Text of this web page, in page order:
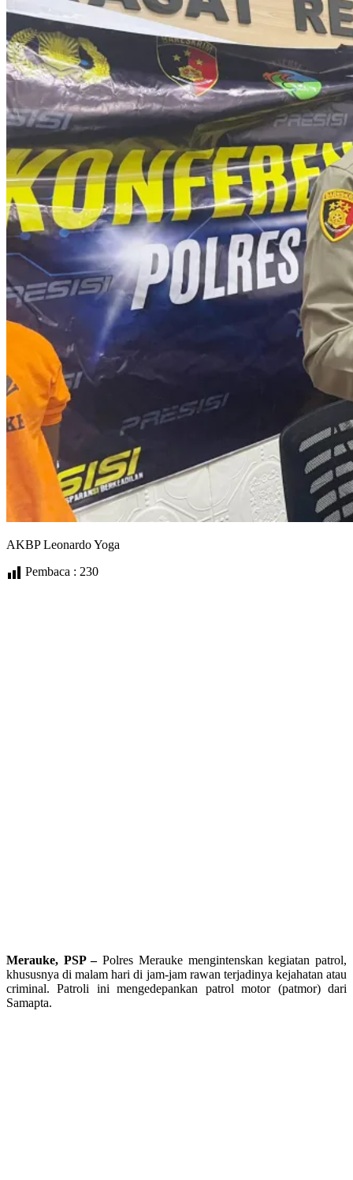
AKBP Leonardo Yoga
Pembaca : 230
Merauke, PSP –Polres Merauke mengintenskan kegiatan patrol,
khususnya di malam hari di jam-jam rawan terjadinya kejahatan atau
criminal. Patroli ini mengedepankan patrol motor (patmor) dari
Samapta.